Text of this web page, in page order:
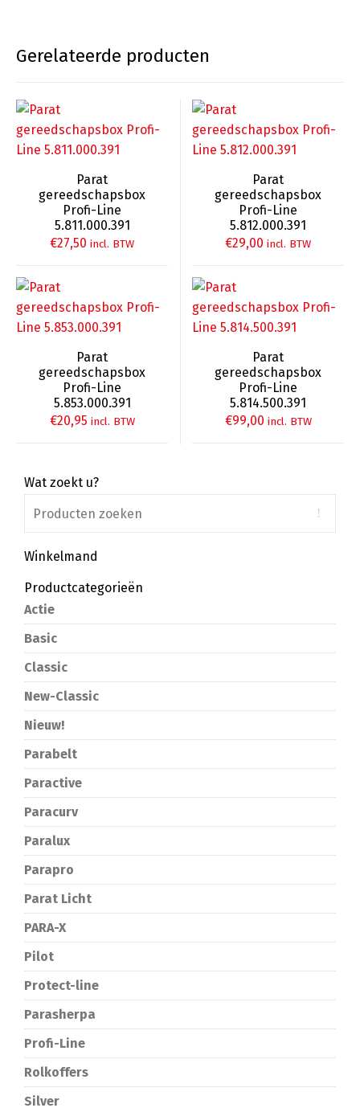
Gerelateerde producten
Parat
gereedschapsbox
Profi-Line
5.811.000.391
€27,50 incl. BTW
Parat
gereedschapsbox
Profi-Line
5.812.000.391
€29,00 incl. BTW
Parat
gereedschapsbox
Profi-Line
5.853.000.391
€20,95 incl. BTW
Parat
gereedschapsbox
Profi-Line
5.814.500.391
€99,00 incl. BTW
Wat zoekt u?
Winkelmand
Productcategorieën
Actie
Basic
Classic
New-Classic
Nieuw!
Parabelt
Paractive
Paracurv
Paralux
Parapro
Parat Licht
PARA-X
Pilot
Protect-line
Parasherpa
Profi-Line
Rolkoffers
Silver